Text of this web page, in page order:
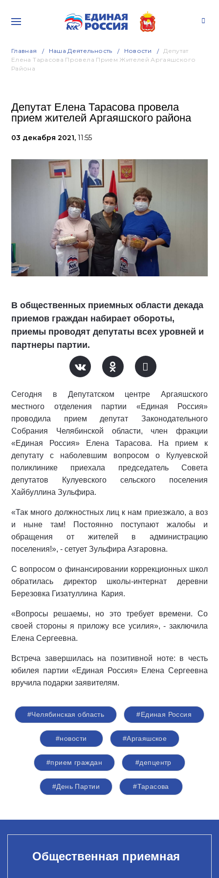
Главная Наша Деятельность Новости
Депутат
Елена Тарасова Провела Прием Жителей Аргаяшского
Района
Депутат Елена Тарасова провела
прием жителей Аргаяшского района
03 декабря 2021, 11:55
В общественных приемных области декада
приемов граждан набирает обороты,
приемы проводят депутаты всех уровней и
партнеры партии.
Сегодня в Депутатском центре Аргаяшского
местного отделения партии «Единая Россия»
проводила прием депутат Законодательного
Собрания Челябинской области, член фракции
«Единая Россия» Елена Тарасова. На прием к
депутату с наболевшим вопросом о Кулуевской
поликлинике приехала председатель Совета
депутатов Кулуевского сельского поселения
Хайбуллина Зульфира.
«Так много должностных лиц к нам приезжало, а воз
и ныне там! Постоянно поступают жалобы и
обращения от жителей в администрацию
поселения!», - сетует Зульфира Азгаровна.
С вопросом о финансировании коррекционных школ
обратилась директор школы-интернат деревни
Березовка Гизатуллина
Кария.
«Вопросы решаемы, но это требует времени. Со
своей стороны я приложу все усилия», - заключила
Елена Сергеевна.
Встреча завершилась на позитивной ноте: в честь
юбилея партии «Единая Россия» Елена Сергеевна
вручила подарки заявителям.
#Челябинская область #Единая Россия
#новости #Аргаяшское
#прием граждан #депцентр
#День Партии #Тарасова
Общественная приемная